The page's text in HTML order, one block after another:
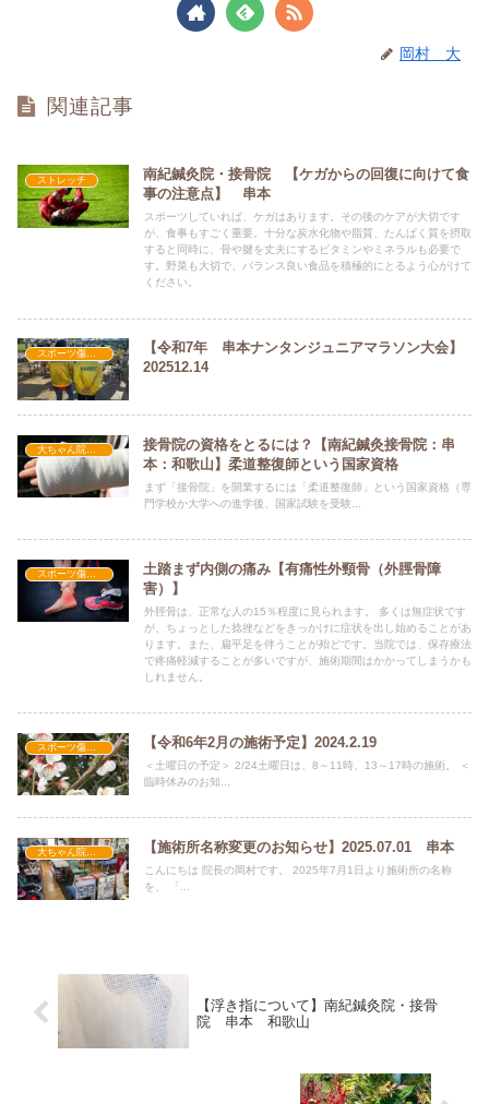
岡村 大
関連記事
ストレッチ
南紀鍼灸院・接骨院 【ケガからの回復に向けて食
事の注意点】 串本
スポーツしていれば、ケガはあります。その後のケアが大切です
が、食事もすごく重要。十分な炭水化物や脂質、たんぱく質を摂取
すると同時に、骨や腱を丈夫にするビタミンやミネラルも必要で
す。野菜も大切で、バランス良い食品を積極的にとるよう心がけて
ください。
【令和7年 串本ナンタンジュニアマラソン大会】
202512.14
大ちゃん院長の日記
接骨院の資格をとるには？【南紀鍼灸接骨院：串
本：和歌山】柔道整復師という国家資格
まず「接骨院」を開業するには「柔道整復師」という国家資格（専
門学校か大学への進学後、国家試験を受験...
スポーツ傷害・障害
土踏まず内側の痛み【有痛性外頸骨（外脛骨障
害）】
外脛骨は、正常な人の15％程度に見られます。 多くは無症状です
が、ちょっとした捻挫などをきっかけに症状を出し始めることがあ
ります。また、扁平足を伴うことが殆どです。当院では、保存療法
で疼痛軽減することが多いですが、施術期間はかかってしまうかも
しれません。
【令和6年2月の施術予定】2024.2.19
＜土曜日の予定＞ 2/24土曜日は、8～11時、13～17時の施術。 ＜
臨時休みのお知...
【施術所名称変更のお知らせ】2025.07.01 串本
こんにちは 院長の岡村です。 2025年7月1日より施術所の名称
を、 「...
【浮き指について】南紀鍼灸院・接骨
院 串本 和歌山